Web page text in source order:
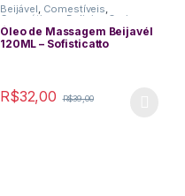
Beijável, Comestíveis,
Cosméticos Delicias Orais
Lubrificantes,Massagem
Óleo de Massagem Beijavél
120ML – Sofisticatto
R$32,00 R$39,00